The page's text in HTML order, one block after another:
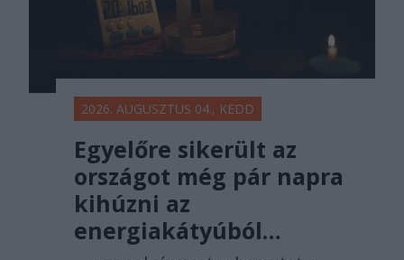
2026. AUGUSZTUS 04., KEDD
Egyelőre sikerült az
országot még pár napra
kihúzni az
energiakátyúból…